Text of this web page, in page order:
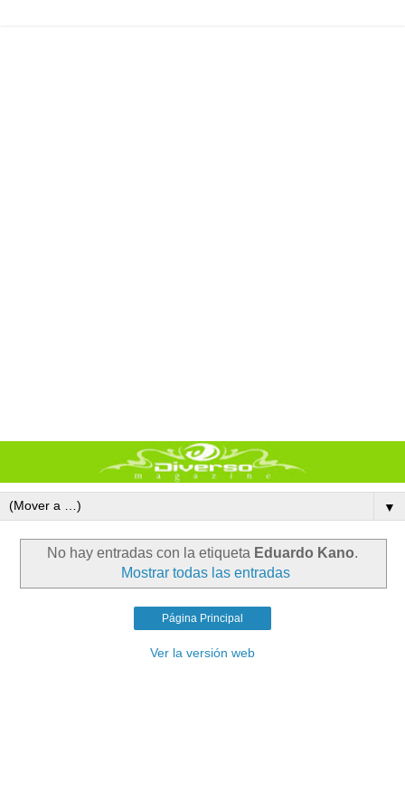
▼
No hay entradas con la etiqueta Eduardo Kano.
Mostrar todas las entradas
Página Principal
Ver la versión web